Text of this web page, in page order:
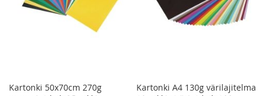
Kartonki 50x70cm 270g
Kartonki A4 130g värilajitelma